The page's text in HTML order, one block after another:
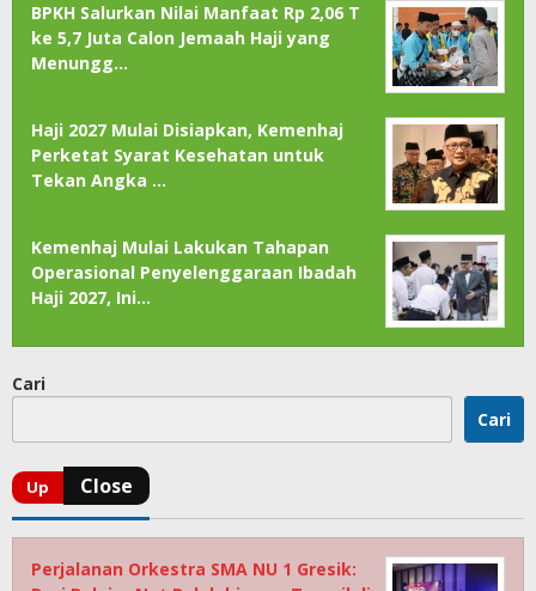
BPKH Salurkan Nilai Manfaat Rp 2,06 T
ke 5,7 Juta Calon Jemaah Haji yang
Menungg…
Haji 2027 Mulai Disiapkan, Kemenhaj
Perketat Syarat Kesehatan untuk
Tekan Angka …
Kemenhaj Mulai Lakukan Tahapan
Operasional Penyelenggaraan Ibadah
Haji 2027, Ini…
Cari
Cari
Perjalanan Orkestra SMA NU 1 Gresik: